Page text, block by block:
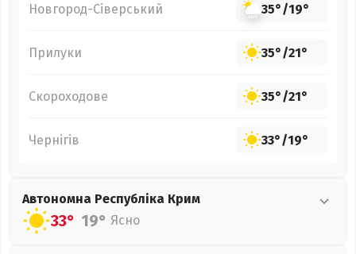
Новгород-Сіверський 35°/19°
Прилуки 35°/21°
Скороходове 35°/21°
Чернігів 33°/19°
Автономна Республіка Крим
33° 19° Ясно